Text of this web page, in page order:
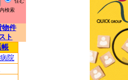
検索
物件
ト
帳
院